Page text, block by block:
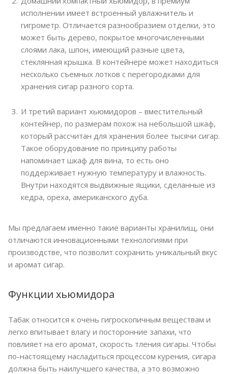
исполнении имеет встроенный увлажнитель и
гигрометр. Отличается разнообразием отделки, это
может быть дерево, покрытое многочисленными
слоями лака, шпон, имеющий разные цвета,
стеклянная крышка. В контейнере может находиться
несколько съемных лотков с перегородками для
хранения сигар разного сорта.
И третий вариант хьюмидоров – вместительный
контейнер, по размерам похож на небольшой шкаф,
который рассчитан для хранения более тысячи сигар.
Такое оборудование по принципу работы
напоминает шкаф для вина, то есть оно
поддерживает нужную температуру и влажность.
Внутри находятся выдвижные ящики, сделанные из
кедра, ореха, американского дуба.
Мы предлагаем именно такие варианты хранилищ, они
отличаются инновационными технологиями при
производстве, что позволит сохранить уникальный вкус
и аромат сигар.
Функции хьюмидора
Табак относится к очень гигроскопичным веществам и
легко впитывает влагу и посторонние запахи, что
повлияет на его аромат, скорость тления сигары. Чтобы
по-настоящему насладиться процессом курения, сигара
должна быть наилучшего качества, а это возможно